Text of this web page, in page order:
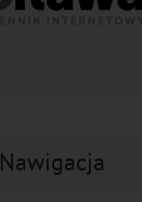
Nawigacja